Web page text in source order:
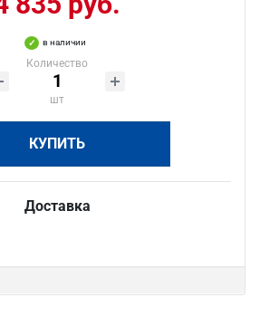
в наличии
Количество
шт
КУПИТЬ
Доставка